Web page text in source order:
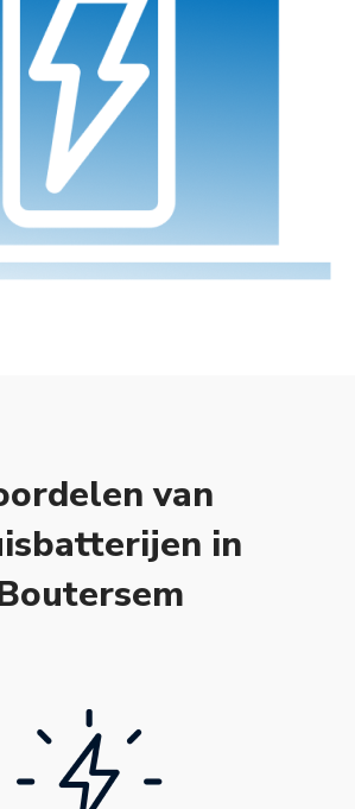
van
in